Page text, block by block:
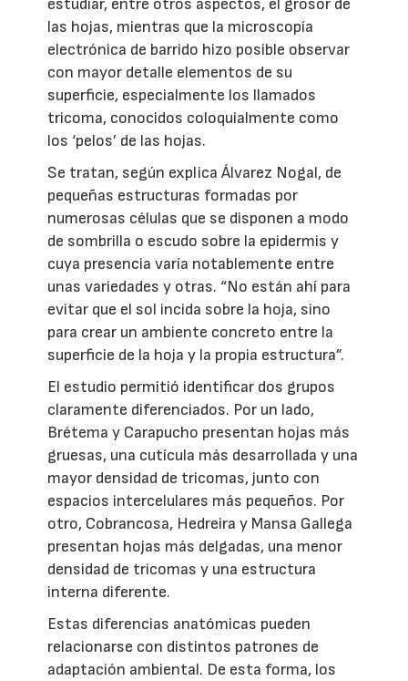
estudiar, entre otros aspectos, el grosor de
las hojas, mientras que la microscopía
electrónica de barrido hizo posible observar
con mayor detalle elementos de su
superficie, especialmente los llamados
tricoma, conocidos coloquialmente como
los ‘pelos’ de las hojas.
Se tratan, según explica Álvarez Nogal, de
pequeñas estructuras formadas por
numerosas células que se disponen a modo
de sombrilla o escudo sobre la epidermis y
cuya presencia varía notablemente entre
unas variedades y otras. “No están ahí para
evitar que el sol incida sobre la hoja, sino
para crear un ambiente concreto entre la
superficie de la hoja y la propia estructura”.
El estudio permitió identificar dos grupos
claramente diferenciados. Por un lado,
Brétema y Carapucho presentan hojas más
gruesas, una cutícula más desarrollada y una
mayor densidad de tricomas, junto con
espacios intercelulares más pequeños. Por
otro, Cobrancosa, Hedreira y Mansa Gallega
presentan hojas más delgadas, una menor
densidad de tricomas y una estructura
interna diferente.
Estas diferencias anatómicas pueden
relacionarse con distintos patrones de
adaptación ambiental. De esta forma, los